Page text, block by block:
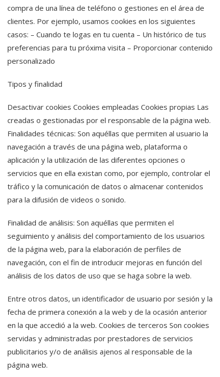
compra de una línea de teléfono o gestiones en el área de
clientes. Por ejemplo, usamos cookies en los siguientes
casos: – Cuando te logas en tu cuenta – Un histórico de tus
preferencias para tu próxima visita – Proporcionar contenido
personalizado
Tipos y finalidad
Desactivar cookies Cookies empleadas Cookies propias Las
creadas o gestionadas por el responsable de la página web.
Finalidades técnicas: Son aquéllas que permiten al usuario la
navegación a través de una página web, plataforma o
aplicación y la utilización de las diferentes opciones o
servicios que en ella existan como, por ejemplo, controlar el
tráfico y la comunicación de datos o almacenar contenidos
para la difusión de videos o sonido.
Finalidad de análisis: Son aquéllas que permiten el
seguimiento y análisis del comportamiento de los usuarios
de la página web, para la elaboración de perfiles de
navegación, con el fin de introducir mejoras en función del
análisis de los datos de uso que se haga sobre la web.
Entre otros datos, un identificador de usuario por sesión y la
fecha de primera conexión a la web y de la ocasión anterior
en la que accedió a la web. Cookies de terceros Son cookies
servidas y administradas por prestadores de servicios
publicitarios y/o de análisis ajenos al responsable de la
página web.